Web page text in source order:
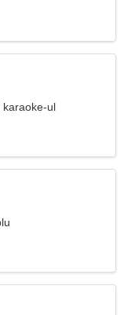
karaoke-ul